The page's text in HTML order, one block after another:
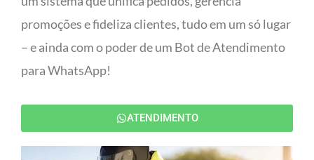
promoções e fideliza clientes, tudo em um só lugar
– e ainda com o poder de um Bot de Atendimento
para WhatsApp!
ATENDIMENTO